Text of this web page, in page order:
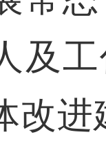
及
改